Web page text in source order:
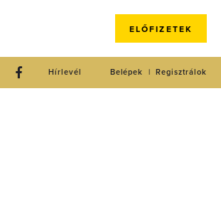
ELŐFIZETEK
Regisztrálok
Belépek
Hírlevél